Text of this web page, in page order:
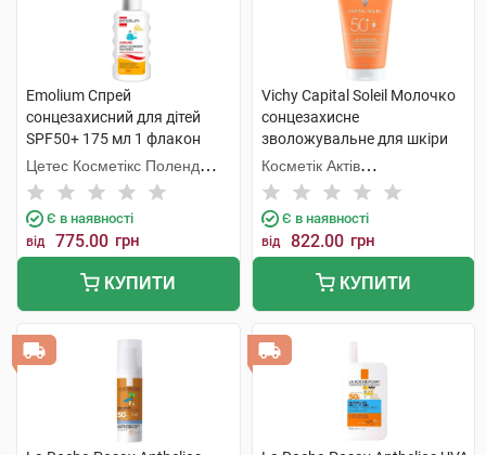
Emolium Спрей
сонцезахисний для дітей
SPF50+ 175 мл 1 флакон
Цетес Косметікс Поленд
Сп.з о.о.
Є в наявності
від 775.00 грн
КУПИТИ
Vichy Capital Soleil Молочко
сонцезахисне
зволожувальне для шкіри
обличчя та тіла дітей та
дорослих SPF50+ 150 мл 1
туба
Косметік Актів
Інтернаціональ
Є в наявності
від 822.00 грн
КУПИТИ